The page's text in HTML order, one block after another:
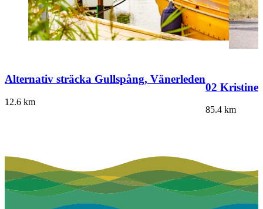
Alternativ sträcka Gullspång, Vänerleden
12.6 km
02
85.4 km